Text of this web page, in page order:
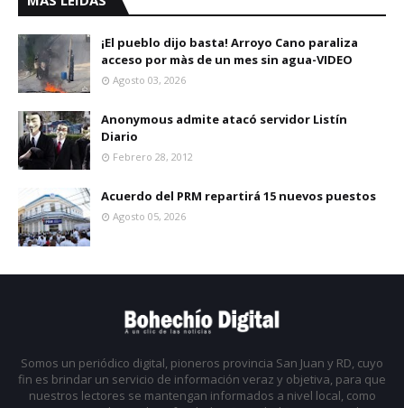
¡El pueblo dijo basta! Arroyo Cano paraliza
acceso por màs de un mes sin agua-VIDEO
Agosto 03, 2026
Anonymous admite atacó servidor Listín
Diario
Febrero 28, 2012
Acuerdo del PRM repartirá 15 nuevos puestos
Agosto 05, 2026
Somos un periódico digital, pioneros provincia San Juan y RD, cuyo
fin es brindar un servicio de información veraz y objetiva, para que
nuestros lectores se mantengan informados a nivel local, como